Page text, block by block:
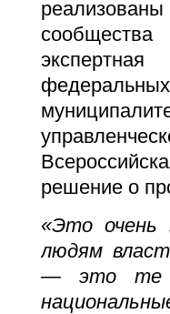
решение о
«Это очень
людям
— это те